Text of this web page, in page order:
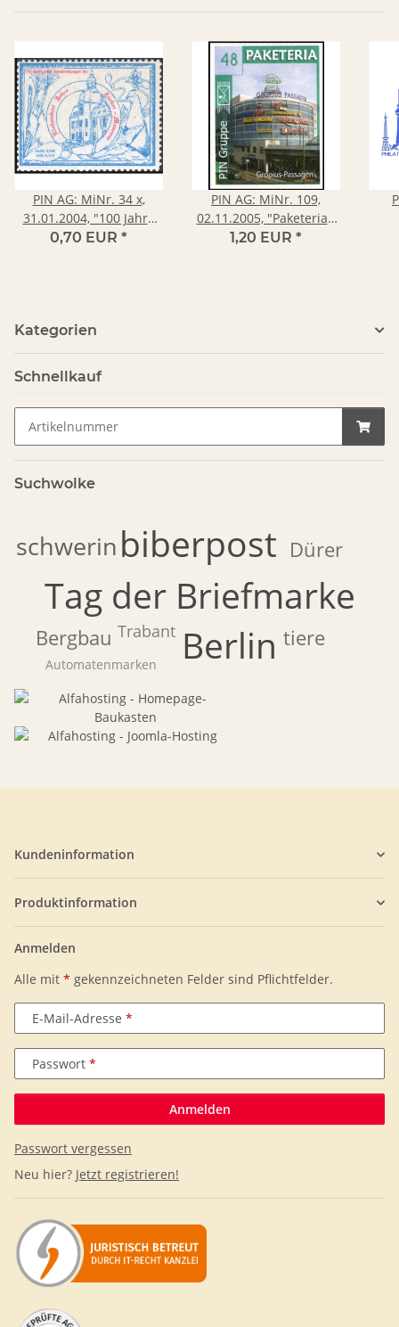
PIN AG: MiNr. 34 x,
31.01.2004, "100 Jahre
Zucker-Museum, Berlin",
0,70 EUR *
PIN AG: MiNr. 109,
02.11.2005, "Paketeria -
Gropius-Passagen,
1,20 EUR *
Kategorien
Schnellkauf
Suchwolke
Tag der Briefmarke
biberpost
Berlin
schwerin
Bergbau
Dürer
tiere
Trabant
Automatenmarken
Kundeninformation
Produktinformation
Anmelden
Alle mit * gekennzeichneten Felder sind Pflichtfelder.
E-Mail-Adresse
Passwort
Anmelden
Passwort vergessen
Neu hier? Jetzt registrieren!